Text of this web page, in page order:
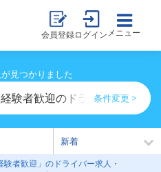
会員登録ログイン メニュー
見つかりました
験者歓迎のドライバー求人・
条件変更 >
験者歓迎」のドライバー求人・